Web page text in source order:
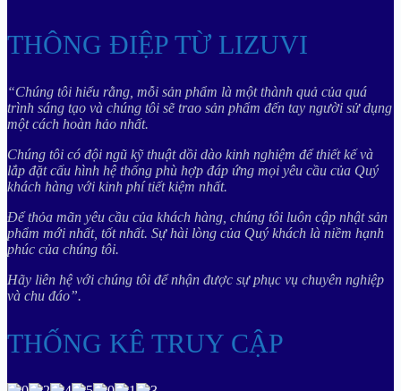
THÔNG ĐIỆP TỪ LIZUVI
“Chúng tôi hiểu rằng, mỗi sản phẩm là một thành quả của quá
trình sáng tạo và chúng tôi sẽ trao sản phẩm đến tay người sử dụng
một cách hoàn hảo nhất.
Chúng tôi có đội ngũ kỹ thuật dồi dào kinh nghiệm để thiết kế và
lắp đặt cấu hình hệ thống phù hợp đáp ứng mọi yêu cầu của Quý
khách hàng với kinh phí tiết kiệm nhất.
Để thỏa mãn yêu cầu của khách hàng, chúng tôi luôn cập nhật sản
phẩm mới nhất, tốt nhất. Sự hài lòng của Quý khách là niềm hạnh
phúc của chúng tôi.
Hãy liên hệ với chúng tôi để nhận được sự phục vụ chuyên nghiệp
và chu đáo”.
THỐNG KÊ TRUY CẬP